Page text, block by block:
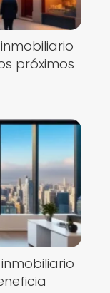
próximos